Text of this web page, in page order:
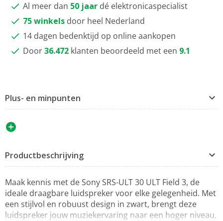
Al meer dan 50 jaar dé elektronicaspecialist
75 winkels door heel Nederland
14 dagen bedenktijd op online aankopen
Door36.472 klanten beoordeeld met een 9.1
Plus- en minpunten
Productbeschrijving
Maak kennis met de Sony SRS-ULT 30 ULT Field 3, de
ideale draagbare luidspreker voor elke gelegenheid. Met
een stijlvol en robuust design in zwart, brengt deze
luidspreker jouw muziekervaring naar een hoger niveau.